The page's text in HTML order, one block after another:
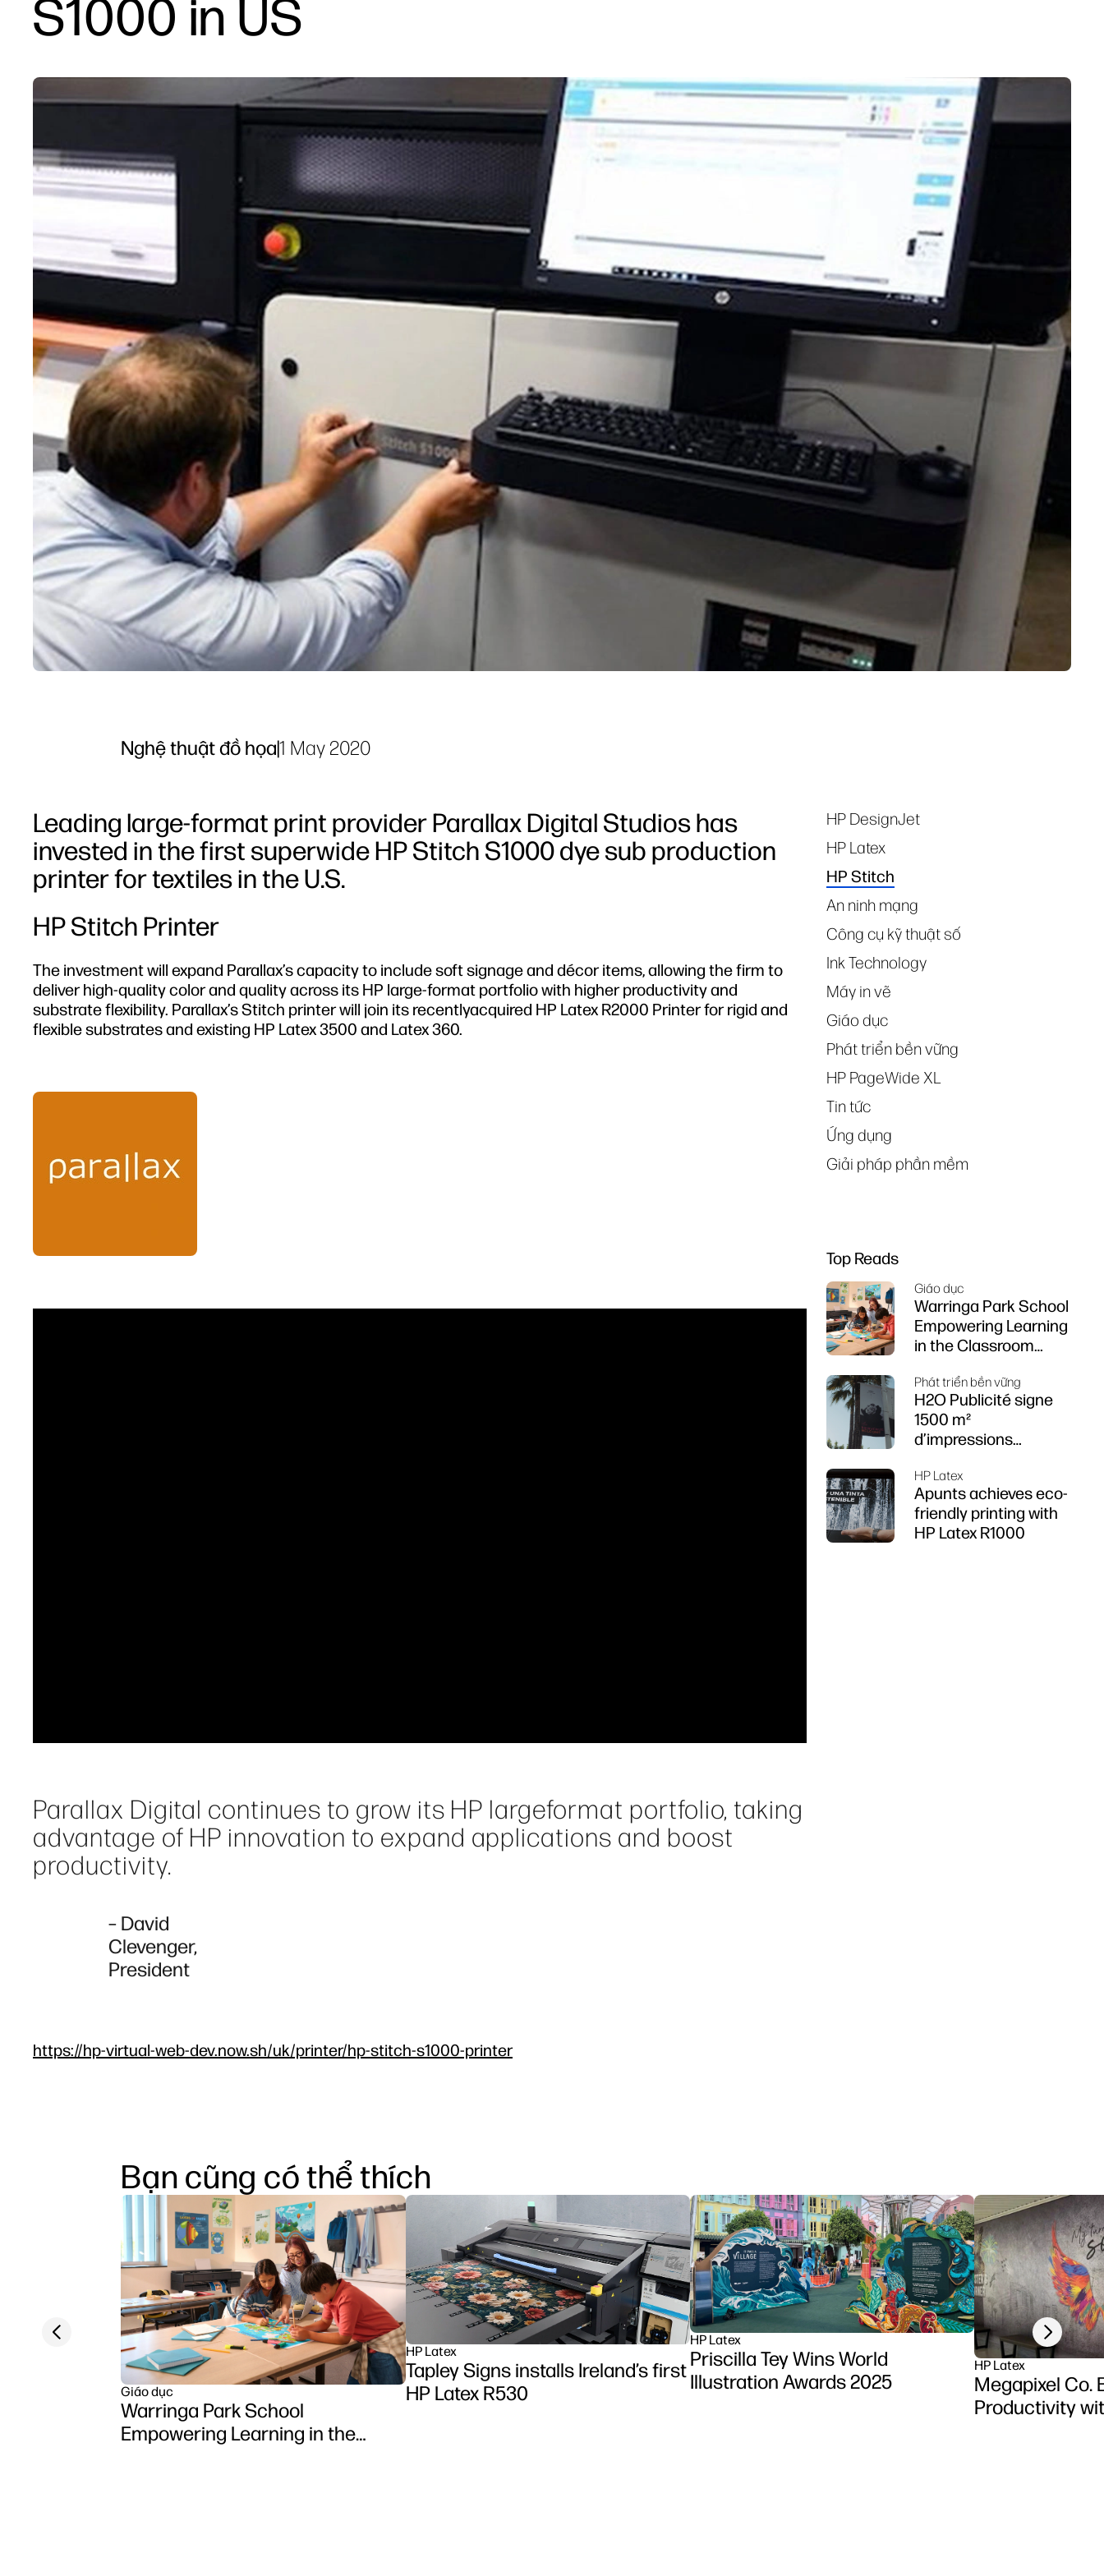
S1000 in US
Nghệ thuật đồ họa|1 May 2020
Leading large-format print provider Parallax Digital Studios has
invested in the first superwide HP Stitch S1000 dye sub production
printer for textiles in the U.S.
HP Stitch Printer
The investment will expand Parallax’s capacity to include soft signage and décor items, allowing the firm to
deliver high-quality color and quality across its HP large-format portfolio with higher productivity and
substrate flexibility. Parallax’s Stitch printer will join its recentlyacquired HP Latex R2000 Printer for rigid and
flexible substrates and existing HP Latex 3500 and Latex 360.
Parallax Digital continues to grow its HP largeformat portfolio, taking
advantage of HP innovation to expand applications and boost
productivity.
– David
Clevenger,
President
https://hp-virtual-web-dev.now.sh/uk/printer/hp-stitch-s1000-printer
Tags
HP DesignJet
HP Latex
HP Stitch
An ninh mạng
Công cụ kỹ thuật số
Ink Technology
Máy in vẽ
Giáo dục
Phát triển bền vững
HP PageWide XL
Tin tức
Ứng dụng
Giải pháp phần mềm
Top Reads
Giáo dục
Warringa Park School
Empowering Learning
in the Classroom
Z6 series printer
Phát triển bền vững
H2O Publicité signe
1500 m²
d’impressions
HP Latex
Apunts achieves eco-
friendly printing with
HP Latex R1000
Bạn cũng có thể thích
Giáo dục
Warringa Park School
Empowering Learning in the
HP Latex
Tapley Signs installs Ireland’s first
HP Latex R530
HP Latex
Priscilla Tey Wins World
Illustration Awards 2025
HP Latex
Megapixel Co.
Productivity
Previous slide Next slide